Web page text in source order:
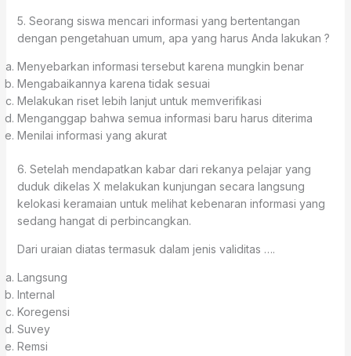
5. Seorang siswa mencari informasi yang bertentangan
dengan pengetahuan umum, apa yang harus Anda lakukan ?
Menyebarkan informasi tersebut karena mungkin benar
Mengabaikannya karena tidak sesuai
Melakukan riset lebih lanjut untuk memverifikasi
Menganggap bahwa semua informasi baru harus diterima
Menilai informasi yang akurat
6. Setelah mendapatkan kabar dari rekanya pelajar yang
duduk dikelas X melakukan kunjungan secara langsung
kelokasi keramaian untuk melihat kebenaran informasi yang
sedang hangat di perbincangkan.
Dari uraian diatas termasuk dalam jenis validitas ….
Langsung
Internal
Koregensi
Suvey
Remsi